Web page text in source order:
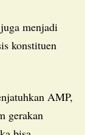
konstituen
gerakan